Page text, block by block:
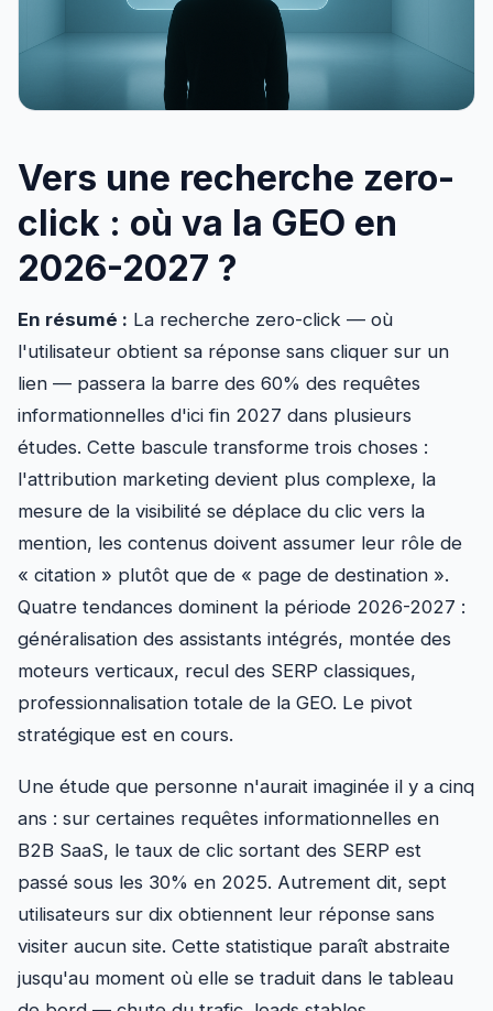
Vers une recherche zero-
click : où va la GEO en
2026-2027 ?
En résumé : La recherche zero-click — où
l'utilisateur obtient sa réponse sans cliquer sur un
lien — passera la barre des 60% des requêtes
informationnelles d'ici fin 2027 dans plusieurs
études. Cette bascule transforme trois choses :
l'attribution marketing devient plus complexe, la
mesure de la visibilité se déplace du clic vers la
mention, les contenus doivent assumer leur rôle de
« citation » plutôt que de « page de destination ».
Quatre tendances dominent la période 2026-2027 :
généralisation des assistants intégrés, montée des
moteurs verticaux, recul des SERP classiques,
professionnalisation totale de la GEO. Le pivot
stratégique est en cours.
Une étude que personne n'aurait imaginée il y a cinq
ans : sur certaines requêtes informationnelles en
B2B SaaS, le taux de clic sortant des SERP est
passé sous les 30% en 2025. Autrement dit, sept
utilisateurs sur dix obtiennent leur réponse sans
visiter aucun site. Cette statistique paraît abstraite
jusqu'au moment où elle se traduit dans le tableau